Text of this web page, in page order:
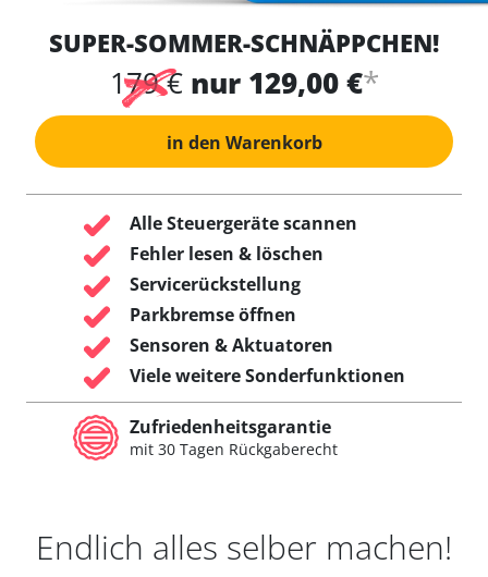
SUPER-SOMMER-SCHNÄPPCHEN!
179 € nur 129,00 €*
in den Warenkorb
Alle Steuergeräte scannen
Fehler lesen & löschen
Servicerückstellung
Parkbremse öffnen
Sensoren & Aktuatoren
Viele weitere Sonderfunktionen
Zufriedenheitsgarantie
mit 30 Tagen Rückgaberecht
Endlich alles selber machen!